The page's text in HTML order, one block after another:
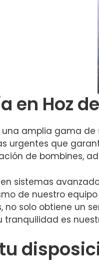
en Hoz
amplia gama
urgentes que
de bombines,
sistemas
de nuestro
solo obtiene un
tranquilidad es